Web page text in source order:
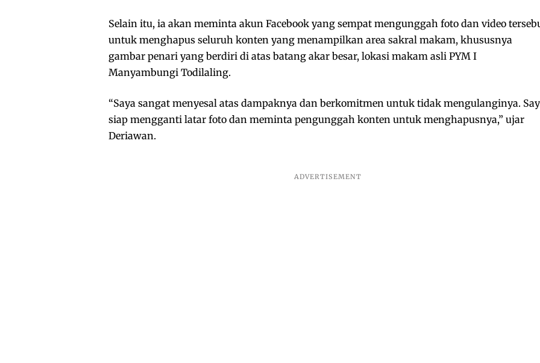
Selain itu, ia akan meminta akun Facebook yang sempat mengunggah foto dan video
untuk menghapus seluruh konten yang menampilkan area sakral makam, khususnya
gambar penari yang berdiri di atas batang akar besar, lokasi makam asli PYM I
Manyambungi Todilaling.
“Saya sangat menyesal atas dampaknya dan berkomitmen untuk tidak mengulanginya.
siap mengganti latar foto dan meminta pengunggah konten untuk menghapusnya,” ujar
Deriawan.